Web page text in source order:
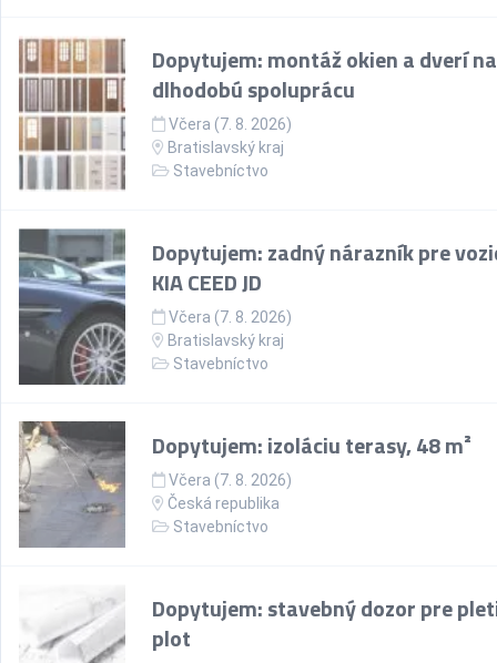
Dopytujem: montáž okien a dverí na
dlhodobú spoluprácu
Včera (7. 8. 2026)
Bratislavský kraj
Stavebníctvo
Dopytujem: zadný nárazník pre
KIA CEED JD
Včera (7. 8. 2026)
Bratislavský kraj
Stavebníctvo
Dopytujem: izoláciu terasy, 48 m²
Včera (7. 8. 2026)
Česká republika
Stavebníctvo
Dopytujem: stavebný dozor pre
plot